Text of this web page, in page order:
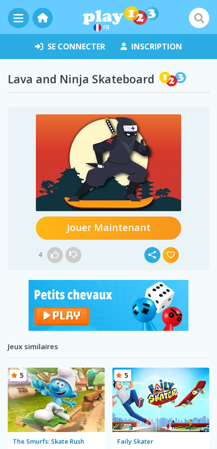
FR
SE CONNECTER INSCRIPTION
Lava and Ninja Skateboard
Jouer Maintenant
4
Jeux similaires
The Smurfs: Skate Rush
5
Faily Skater
5